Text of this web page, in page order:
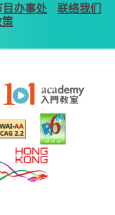
办事处
联络我们